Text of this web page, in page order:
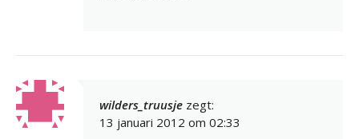
wilders_truusje zegt:
13 januari 2012 om 02:33